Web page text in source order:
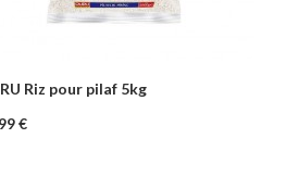
Riz pour pilaf 5kg
€
+ Ajouter au panier